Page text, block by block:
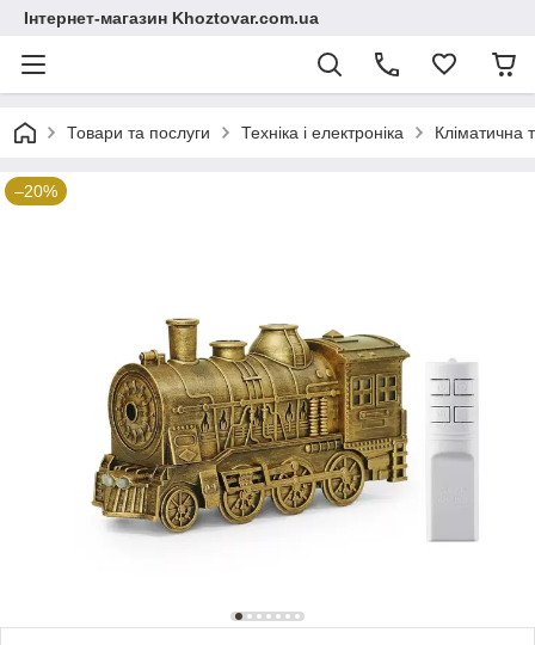
Інтернет-магазин Khoztovar.com.ua
Товари та послуги Техніка і електроніка Кліматична
–20%